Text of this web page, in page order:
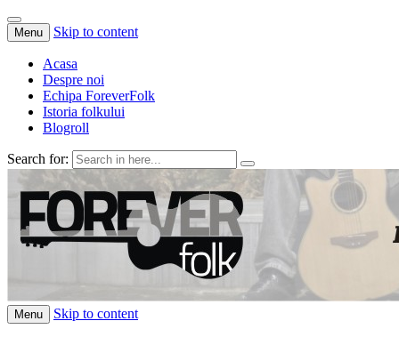
Menu Skip to content
Acasa
Despre noi
Echipa ForeverFolk
Istoria folkului
Blogroll
Search for:
ForeverFolk
Muzica sufletului tau
Menu Skip to content